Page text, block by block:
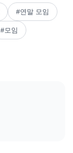
#연말 모임
#모임